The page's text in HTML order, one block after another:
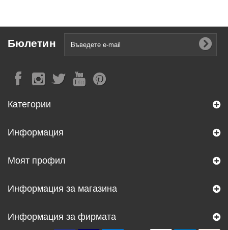
Бюлетин
Категории
Информация
Моят профил
Информация за магазина
Информация за фирмата